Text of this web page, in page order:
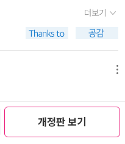
개정판 보기
바다에서 배를 타고 다니다 만
번씩 격정에 사로잡히기도
라슬로의 매력 중 하나인데,
를 다루는 것으로 보인다.
산층에서 자란 라슬로가 보
쉼 없이 이어지고 반복되는
진입하려는 시도 자체가
방향을 설정하려는 의지로
있다! 누군가 생사와 직결된
화국 총리, 앙겔라 메르켈에
알았더니..퀴퀘그란 사내에
..^^'글을 읽을 수는 있지만
하며 철학적으로 살거나 노력
점에서 진정한 철학자다운 남
다'/161쪽'이스마엘은 이렇
, 천상의 어떤 것들에 대한 직
신자도 아닌, 양쪽 모두를 대
더보기
언가에 압도 당하는 느낌이라
책 중 하나였다. 읽기도 전에